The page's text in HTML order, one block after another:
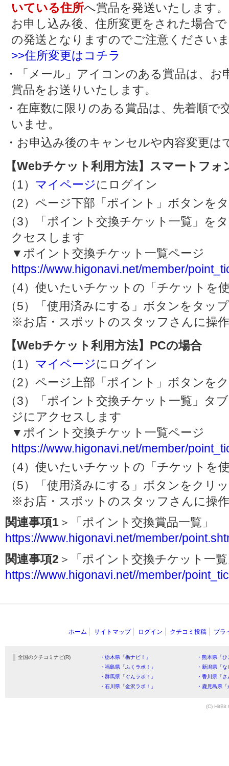
いている住所へ賞品を発送いたします。
お申し込み後、住所変更をされた場合
の発送となりますのでご注意ください
>>住所変更はコチラ
・「メール」アイコンのある賞品は、
賞品をお送りいたします。
・在庫数に限りのある賞品は、先着順
いませ。
・お申込み後のキャンセルや内容変更は
【Webチケット利用方法】スマートフォ
（1） マイページにログイン
（2）ページ下部「ポイント」ボタンを
（3）「ポイント交換チケット一覧」を
クセスします
▼ポイント交換チケット一覧ページ
https://www.higonavi.net/member/
（4）使いたいチケットの「チケットを
（5）「使用済みにする」ボタンをタップ
※お店・スポットのスタッフさんに操
【Webチケット利用方法】PCの場合
（1） マイページにログイン
（2）ページ上部「ポイント」ボタンを
（3）「ポイント交換チケット一覧」タ
ジにアクセスします
▼ポイント交換チケット一覧ページ
https://www.higonavi.net/member/
（4）使いたいチケットの「チケットを
（5）「使用済みにする」ボタンをクリ
※お店・スポットのスタッフさんに操
関連事項1 ＞「ポイント交換賞品一覧」
https://www.higonavi.net/member/
関連事項2 ＞「ポイント交換チケット一
https://www.higonavi.net//member/
ホーム サイトマップ ログイン クチコミ投稿 プラ
全国のクチコミナビ(R) ・栃木県「栃ナビ！」
・熊本県「
・福島県「ふくラボ！」
・新潟県「
・群馬県「ぐんラボ！」
・香川県「
・石川県「金沢ラボ！」
・鹿児島県
(C) HitBit